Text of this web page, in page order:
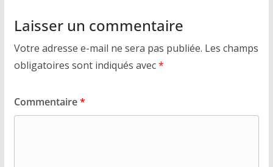
Laisser un commentaire
Votre adresse e-mail ne sera pas publiée. Les champs
obligatoires sont indiqués avec*
Commentaire*